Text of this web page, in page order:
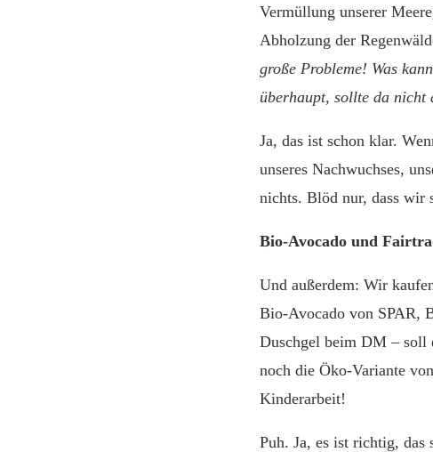
Vermüllung unserer
Abholzung der
große Probleme! Was
überhaupt, sollte da nicht
Ja, das ist schon klar.
unseres Nachwuchses,
nichts. Blöd nur, dass wir
Bio-Avocado und
Und außerdem: Wir
Bio-Avocado von SPAR,
Duschgel beim DM – soll
noch die Öko-Variante
Kinderarbeit!
Puh. Ja, es ist richtig, das